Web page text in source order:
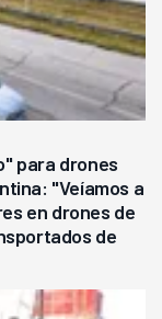
para drones
"Veíamos a
en drones de
de